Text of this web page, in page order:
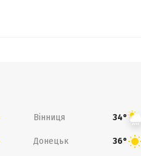
Вінниця 34°
Донецьк 36°